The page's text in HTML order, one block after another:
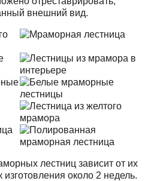
внешний вид.
лестниц зависит от их
около 2 недель.